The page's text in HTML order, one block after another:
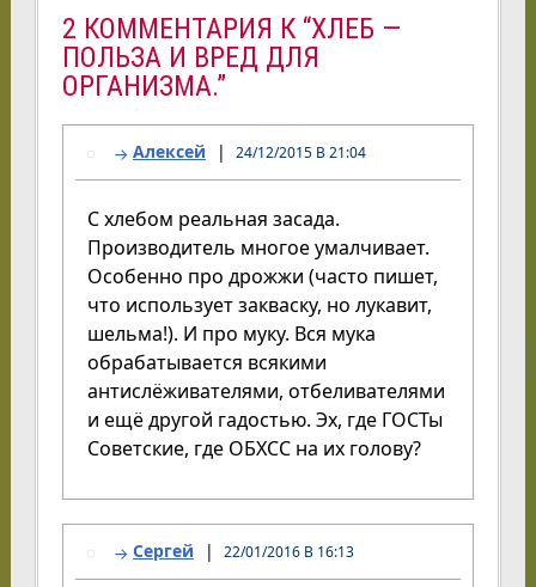
2 КОММЕНТАРИЯ К “ХЛЕБ —
ПОЛЬЗА И ВРЕД ДЛЯ
ОРГАНИЗМА.”
Алексей 24/12/2015 В 21:04
С хлебом реальная засада.
Производитель многое умалчивает.
Особенно про дрожжи (часто пишет,
что использует закваску, но лукавит,
шельма!). И про муку. Вся мука
обрабатывается всякими
антислёживателями, отбеливателями
и ещё другой гадостью. Эх, где ГОСТы
Советские, где ОБХСС на их голову?
Сергей 22/01/2016 В 16:13